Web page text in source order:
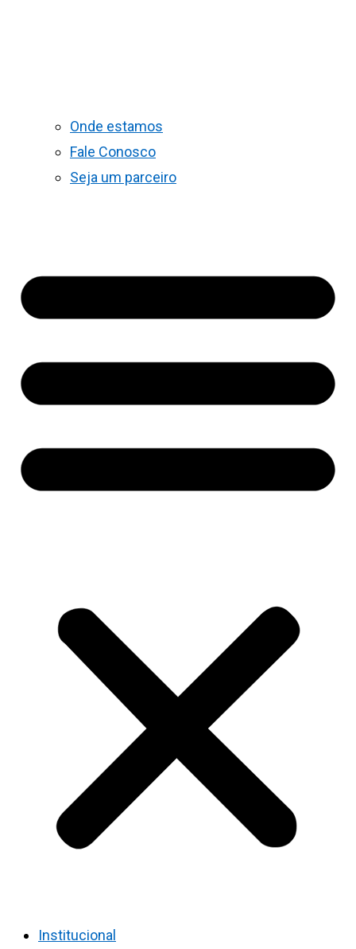
Onde estamos
Fale Conosco
Seja um parceiro
Institucional